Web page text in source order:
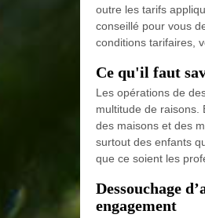
outre les tarifs
conseillé pour vous
conditions tarifaires,
Ce qu'il faut
Les opérations de
multitude de raisons.
des maisons et des
surtout des enfants
que ce soient les
Dessouchage
engagement